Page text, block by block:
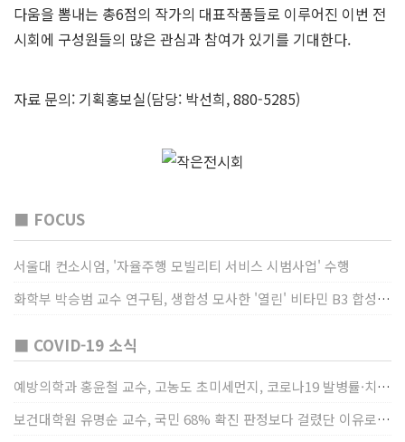
다움을 뽐내는 총6점의 작가의 대표작품들로 이루어진 이번 전
시회에 구성원들의 많은 관심과 참여가 있기를 기대한다.
자료 문의: 기획홍보실(담당: 박선희, 880-5285)
■ FOCUS
서울대 컨소시엄, '자율주행 모빌리티 서비스 시범사업' 수행
화학부 박승범 교수 연구팀, 생합성 모사한 '열린' 비타민 B3 합성법 개발
■ COVID-19 소식
예방의학과 홍윤철 교수, 고농도 초미세먼지, 코로나19 발병률·치명률 높인다
보건대학원 유명순 교수, 국민 68% 확진 판정보다 걸렸단 이유로 비난받는 걸 더 두려해